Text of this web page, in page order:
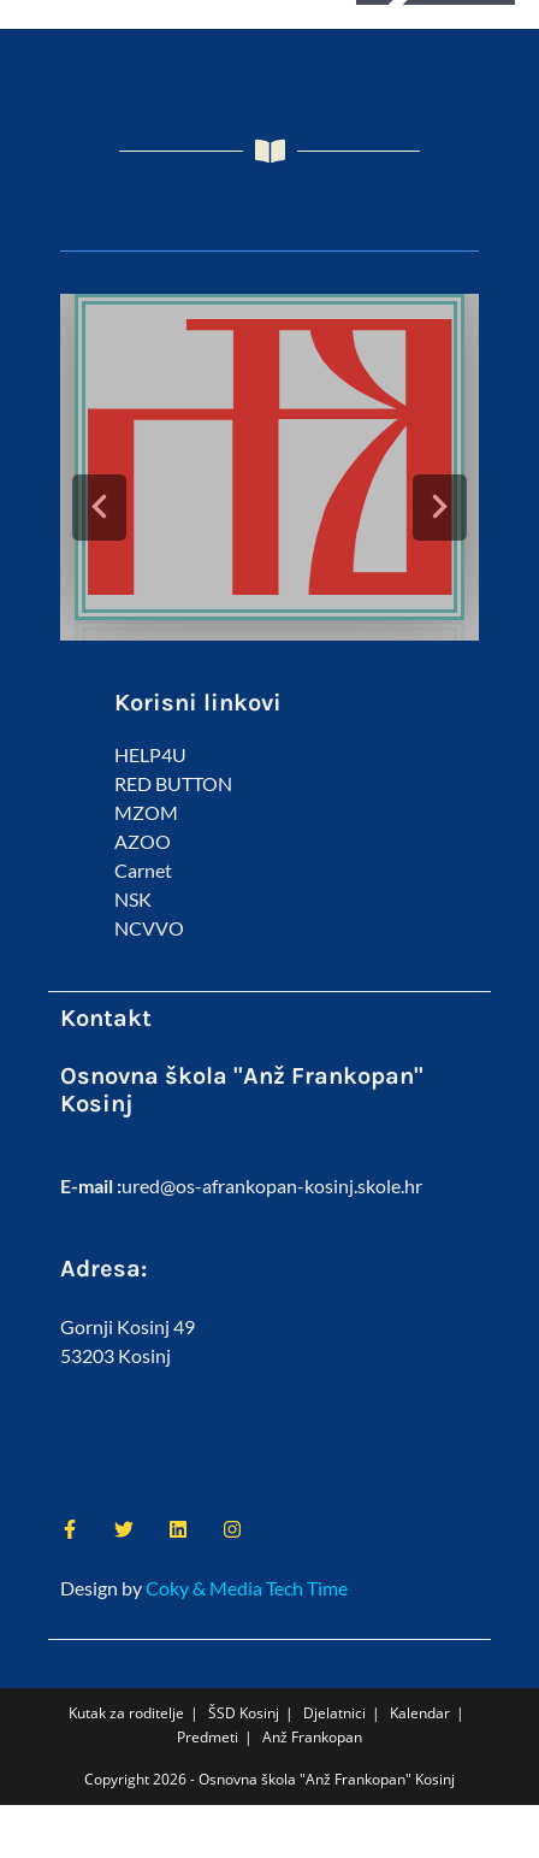
Korisni linkovi
HELP4U
RED BUTTON
MZOM
AZOO
Carnet
NSK
NCVVO
Kontakt
Osnovna škola "Anž Frankopan"
Kosinj
E-mail :ured@os-afrankopan-kosinj.skole.hr
Adresa:
Gornji Kosinj 49
53203 Kosinj
Design byCoky & Media Tech Time
Kutak za roditelje ŠSD Kosinj Djelatnici
Kalendar
Predmeti
Anž Frankopan
Copyright 2026 - Osnovna škola "Anž Frankopan" Kosinj